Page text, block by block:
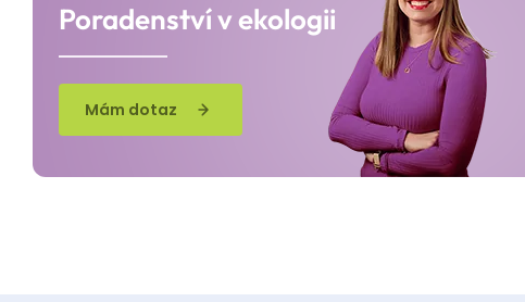
Poradenství v ekologii
Mám dotaz